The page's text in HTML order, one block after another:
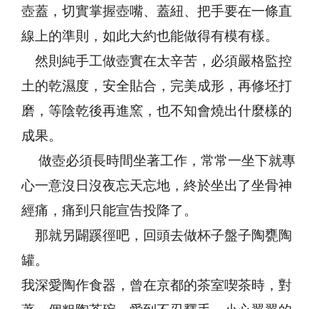
壺蓋，切實掌握壺嘴、蓋紐、把手要在一條直
線上的準則，如此大約也能做得有模有樣。
然則純手工做壺實在太辛苦，必須嚴格監控
土的乾濕度，安全貼合，完美成形，再修坯打
磨，等陰乾後再進窯，也不知會燒出什麼樣的
成果。
做壺必須長時間坐著工作，常常一坐下就專
心一意沒日沒夜忘天忘地，終於坐出了坐骨神
經痛，痛到只能宣告投降了。
那就另闢蹊徑吧，回頭去做杯子盤子陶甕陶
罐。
我深愛陶作食器，曾在京都的茶室喫茶時，對